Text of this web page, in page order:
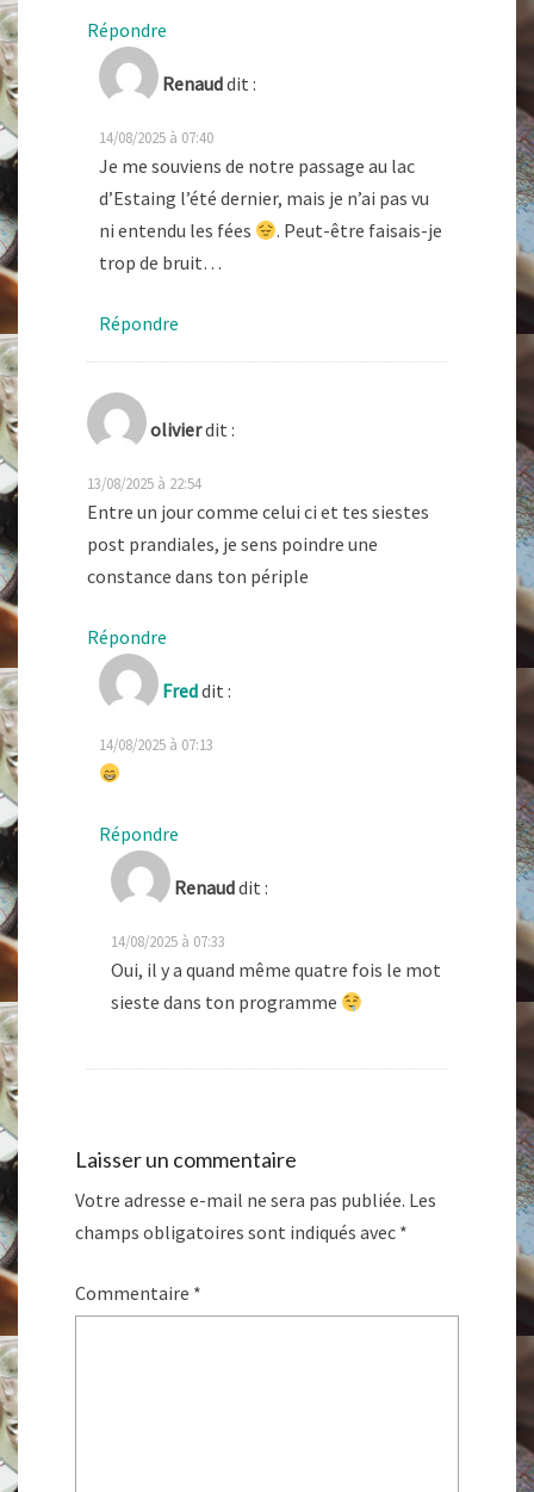
Répondre
Renauddit :
14/08/2025 à 07:40
Je me souviens de notre passage au lac
d’Estaing l’été dernier, mais je n’ai pas vu
ni entendu les fées
. Peut-être faisais-je
trop de bruit…
Répondre
olivierdit :
13/08/2025 à 22:54
Entre un jour comme celui ci et tes siestes
post prandiales, je sens poindre une
constance dans ton périple
Répondre
Freddit :
14/08/2025 à 07:13
Répondre
Renauddit :
14/08/2025 à 07:33
Oui, il y a quand même quatre fois le mot
sieste dans ton programme
Laisser un commentaire
Votre adresse e-mail ne sera pas publiée. Les
champs obligatoires sont indiqués avec *
Commentaire *